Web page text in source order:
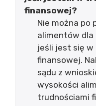
finansowej?
Nie można po
alimentów dla
jeśli jest się
finansowej.
sądu z
wysokości
trudnościami